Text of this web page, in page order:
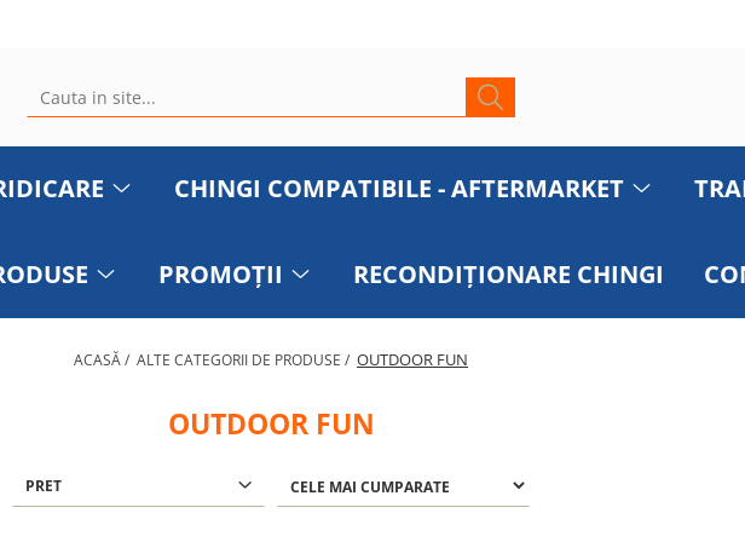
CHINGI COMPATIBILE - AFTERMARKET
PROMOȚII RECONDIȚIONARE CHINGI
ACASĂ / ALTE CATEGORII DE PRODUSE / OUTDOOR FUN
OUTDOOR FUN
PRET